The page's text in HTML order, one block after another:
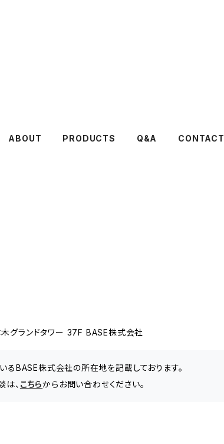
ABOUT PRODUCTS Q&A CONTACT
グランドタワー 37F BASE株式会社
るBASE株式会社の所在地を記載しております。
、 こちらからお問い合わせください。